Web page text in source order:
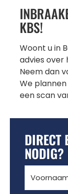
KBS!
Woont u in
advies over
Neem dan
We
een scan
DIRECT
NODIG?
(Vereist)